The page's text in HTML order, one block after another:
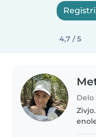
4,7 / 5
Delo